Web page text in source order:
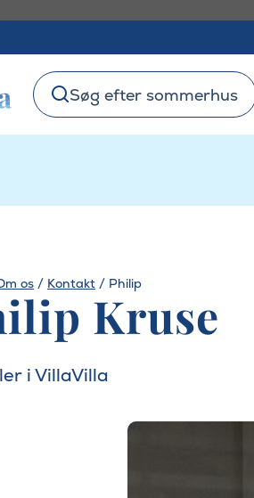
Søg efter sommerhus
os / Kontakt / Philip
Kruse
i VillaVilla